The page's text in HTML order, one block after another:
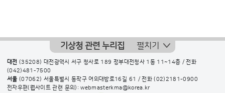
기상청 관련 누리집 펼치기
대전 (35208) 대전광역시 서구 청사로 189 정부대전청사 1동 11~14층 / 전화
(042)481-7500
서울 (07062) 서울특별시 동작구 여의대방로16길 61 / 전화(02)2181-0900
전자우편(웹사이트 관련 문의): webmasterkma@korea.kr